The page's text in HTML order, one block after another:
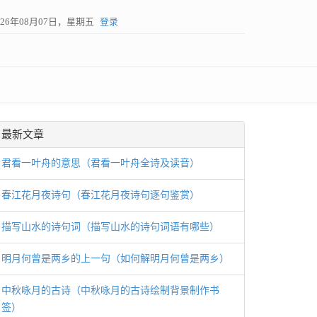
年08月07日，星期五 登录
最新文章
君看一叶舟的意思（君看一叶舟全诗及读音）
春江花月夜诗句（春江花月夜诗句逐句鉴赏）
描写山水的诗句词（描写山水的诗句词语有哪些）
明月何曾是两乡的上一句（如何解明月何曾是两乡）
中秋咏月的古诗（中秋咏月的古诗绘制背景制作书
签）